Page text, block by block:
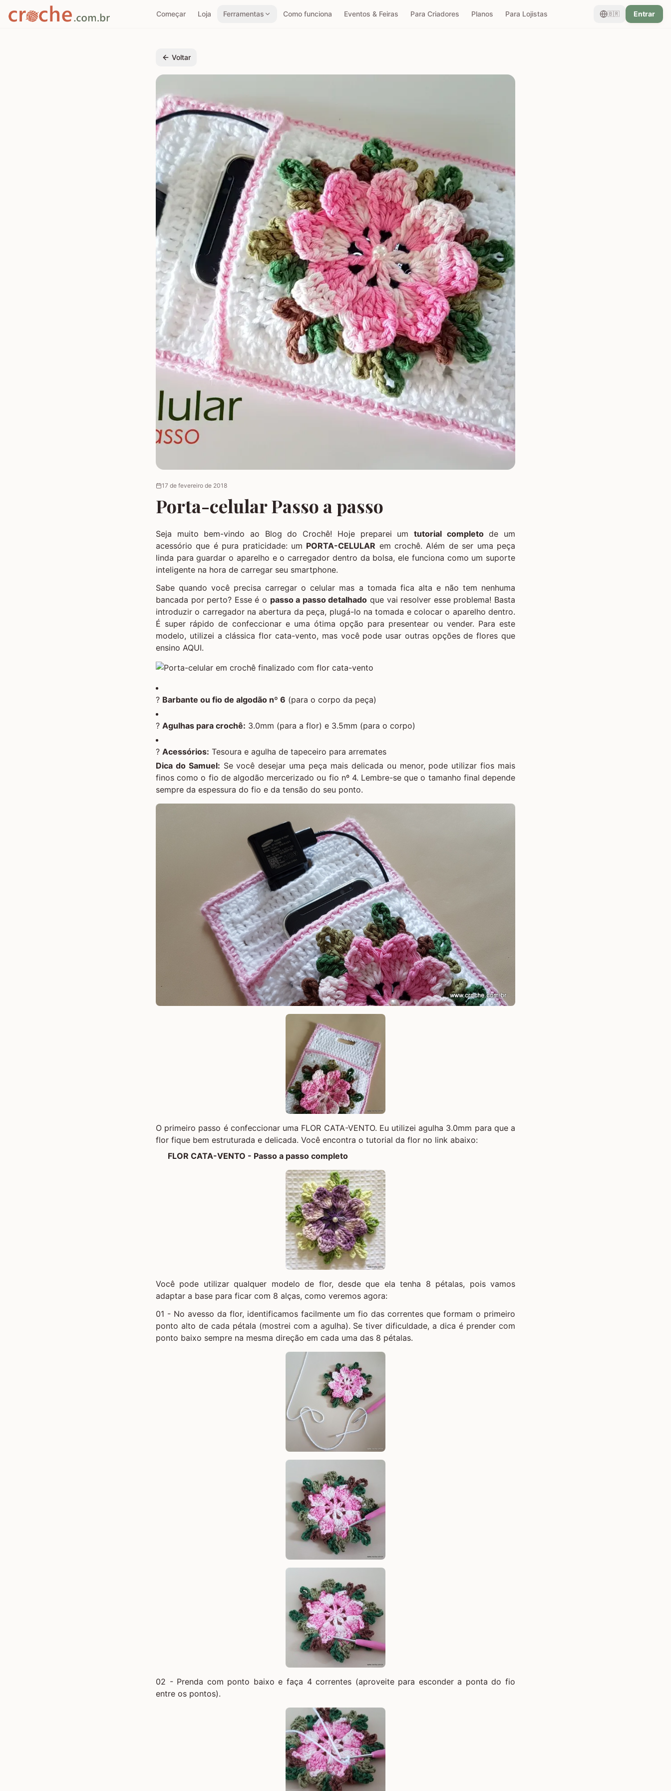
Começar Loja Ferramentas Como funciona Eventos & Feiras Para Criadores Planos Para Lojistas 🇧🇷 Entrar
Voltar
17 de fevereiro de 2018
Porta-celular Passo a passo
Seja muito bem-vindo ao Blog do Crochê! Hoje preparei um tutorial completode um
acessório que é pura praticidade: um PORTA-CELULAR em crochê. Além de ser uma peça
linda para guardar o aparelho e o carregador dentro da bolsa, ele funciona como um suporte
inteligente na hora de carregar seu smartphone.
Sabe quando você precisa carregar o celular mas a tomada fica alta e não tem nenhuma
bancada por perto? Esse é o passo a passo detalhado que vai resolver esse problema! Basta
introduzir o carregador na abertura da peça, plugá-lo na tomada e colocar o aparelho dentro.
É super rápido de confeccionar e uma ótima opção para presentear ou vender. Para este
modelo, utilizei a clássica flor cata-vento, mas você pode usar outras opções de flores que
ensino AQUI.
? Barbante ou fio de algodão nº 6 (para o corpo da peça)
? Agulhas para crochê: 3.0mm (para a flor) e 3.5mm (para o corpo)
? Acessórios: Tesoura e agulha de tapeceiro para arremates
Dica do Samuel: Se você desejar uma peça mais delicada ou menor, pode utilizar fios mais
finos como o fio de algodão mercerizado ou fio nº 4. Lembre-se que o tamanho final depende
sempre da espessura do fio e da tensão do seu ponto.
O primeiro passo é confeccionar uma FLOR CATA-VENTO. Eu utilizei agulha 3.0mm para que a
flor fique bem estruturada e delicada. Você encontra o tutorial da flor no link abaixo:
FLOR CATA-VENTO - Passo a passo completo
Você pode utilizar qualquer modelo de flor, desde que ela tenha 8 pétalas, pois vamos
adaptar a base para ficar com 8 alças, como veremos agora:
01 - No avesso da flor, identificamos facilmente um fio das correntes que formam o primeiro
ponto alto de cada pétala (mostrei com a agulha). Se tiver dificuldade, a dica é prender com
ponto baixo sempre na mesma direção em cada uma das 8 pétalas.
02 - Prenda com ponto baixo e faça 4 correntes (aproveite para esconder a ponta do fio
entre os pontos).